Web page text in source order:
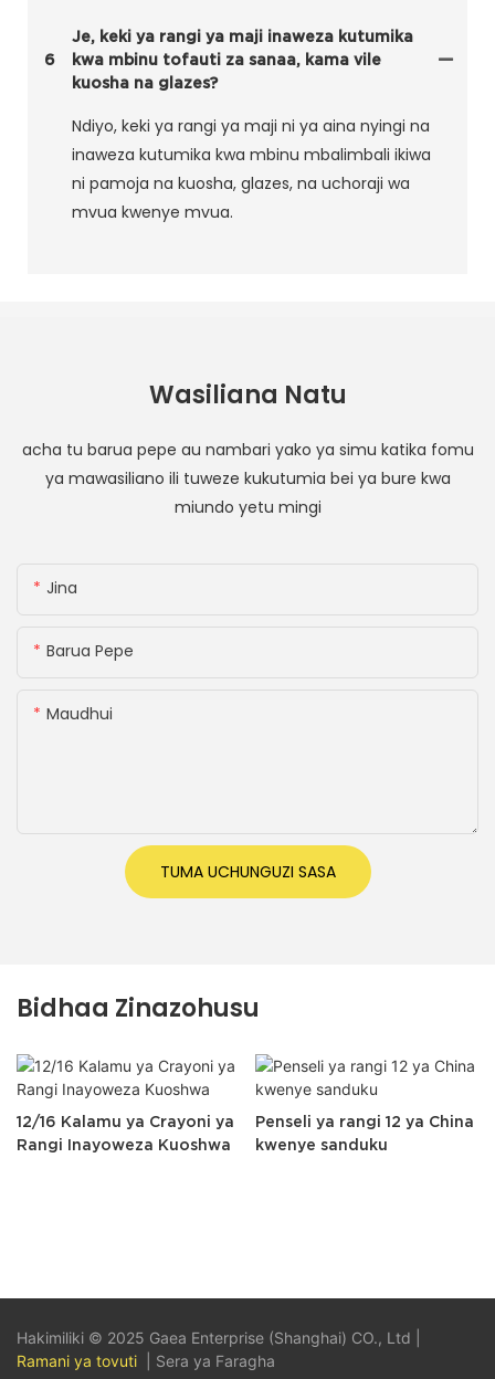
6
Je, keki ya rangi ya maji inaweza kutumika
kwa mbinu tofauti za sanaa, kama vile
kuosha na glazes?
Ndiyo, keki ya rangi ya maji ni ya aina nyingi na
inaweza kutumika kwa mbinu mbalimbali ikiwa
ni pamoja na kuosha, glazes, na uchoraji wa
mvua kwenye mvua.
Wasiliana Natu
acha tu barua pepe au nambari yako ya simu katika fomu
ya mawasiliano ili tuweze kukutumia bei ya bure kwa
miundo yetu mingi
Jina
Barua Pepe
Maudhui
TUMA UCHUNGUZI SASA
Bidhaa Zinazohusu
12/16 Kalamu ya Crayoni ya
Rangi Inayoweza Kuoshwa
Penseli ya rangi 12 ya China
kwenye sanduku
Hakimiliki © 2025 Gaea Enterprise (Shanghai) CO., Ltd |
Ramani ya tovuti
Sera ya Faragha